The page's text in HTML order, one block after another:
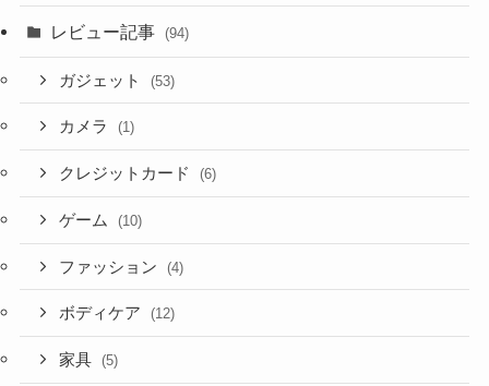
レビュー記事 (94)
ガジェット (53)
カメラ (1)
クレジットカード (6)
ゲーム (10)
ファッション (4)
ボディケア (12)
家具 (5)